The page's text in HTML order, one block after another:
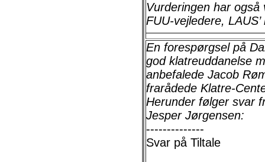
Vurderingen har
FUU-vejledere,
En forespørgsel på
god klatreuddanelse
anbefalede Jacob
frarådede Klatre-
Herunder følger svar
Jesper Jørgensen:
--------------
Svar på Tiltale